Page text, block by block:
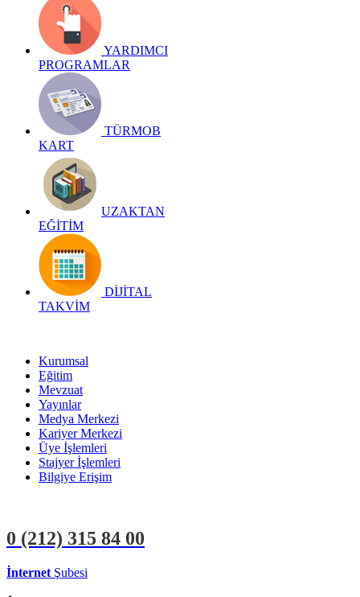
YARDIMCI
PROGRAMLAR
TÜRMOB
KART
UZAKTAN
EĞİTİM
DİJİTAL
TAKVİM
Kurumsal
Eğitim
Mevzuat
Yayınlar
Medya Merkezi
Kariyer Merkezi
Üye İşlemleri
Stajyer İşlemleri
Bilgiye Erişim
0 (212) 315 84 00
İnternet Şubesi